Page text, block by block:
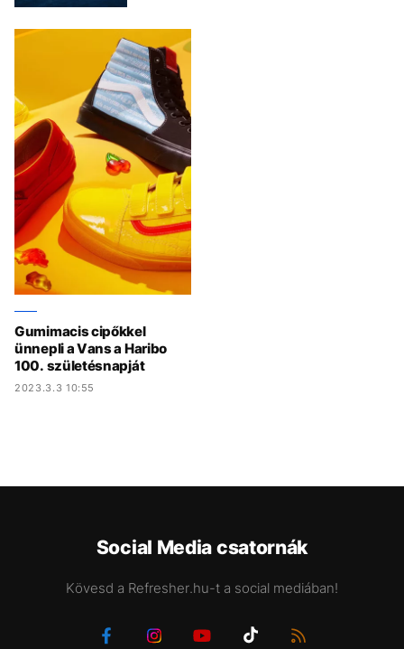
Gumimacis cipőkkel
ünnepli a Vans a Haribo
100. születésnapját
2023.3.3 10:55
Social Media csatornák
Kövesd a Refresher.hu-t a social mediában!